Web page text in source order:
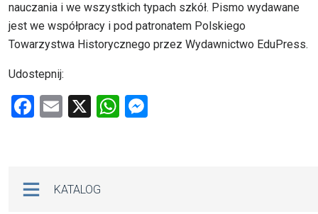
nauczania i we wszystkich typach szkół. Pismo wydawane
jest we współpracy i pod patronatem Polskiego
Towarzystwa Historycznego przez Wydawnictwo EduPress.
Udostepnij:
F
o
E
X
W
KATALOG